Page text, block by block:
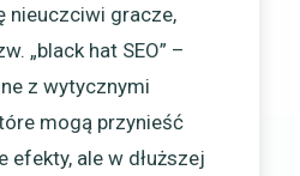
nieuczciwi gracze,
„black hat SEO” –
z wytycznymi
mogą przynieść
efekty, ale w dłuższej